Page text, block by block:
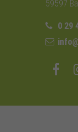
59597
0 29